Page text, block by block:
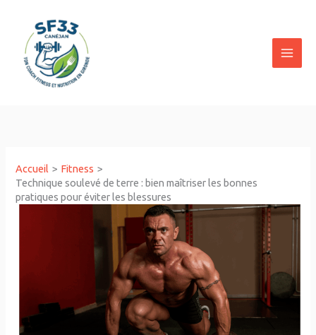
contenu
Accueil
Fitness
Technique soulevé de terre : bien maîtriser les bonnes
pratiques pour éviter les blessures